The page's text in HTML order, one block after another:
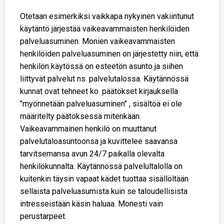
Otetaan esimerkiksi vaikkapa nykyinen vakiintunut
käytäntö järjestää vaikeavammaisten henkilöiden
palveluasuminen. Monien vaikeavammaisten
henkilöiden palveluasuminen on järjestetty niin, että
henkilön käytössä on esteetön asunto ja siihen
liittyvät palvelut ns. palvelutalossa. Käytännössä
kunnat ovat tehneet ko. päätökset kirjauksella
"myönnetään palveluasuminen" , sisältöä ei ole
määritelty päätöksessä mitenkään.
Vaikeavammainen henkilö on muuttanut
palvelutaloasuntoonsa ja kuvittelee saavansa
tarvitsemansa avun 24/7 paikalla olevalta
henkilökunnalta. Käytännössä palvelultalolla on
kuitenkin täysin vapaat kädet tuottaa sisällöltään
sellaista palveluasumista kuin se taloudellisista
intresseistään käsin haluaa. Monesti vain
perustarpeet.